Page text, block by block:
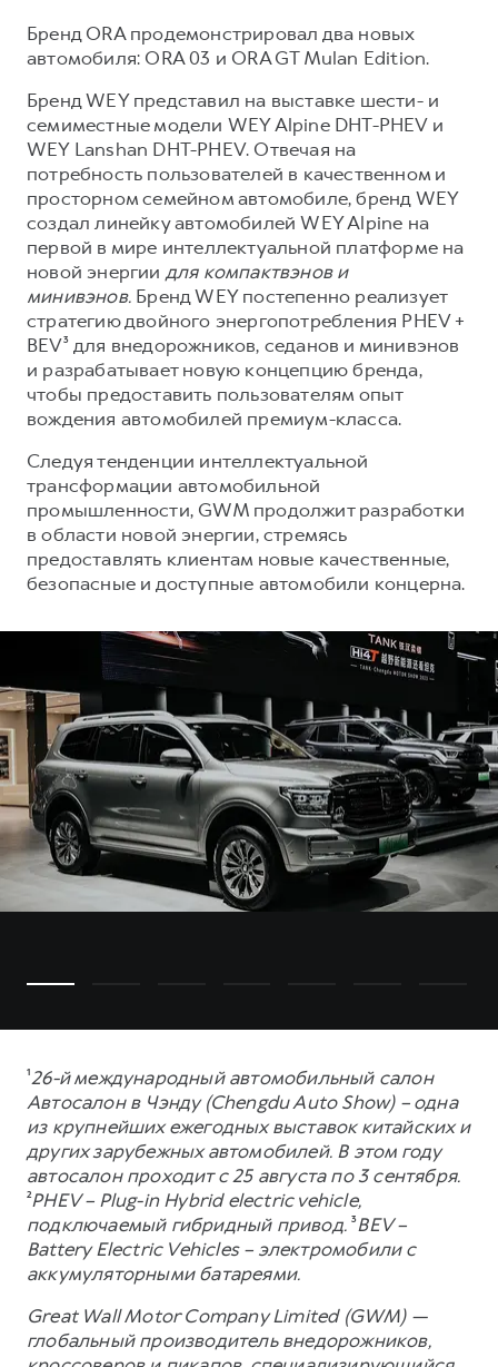
Бренд ORA продемонстрировал два новых
автомобиля: ORA 03 и ORA GT Mulan Edition.
Бренд WEY представил на выставке шести- и
семиместные модели WEY Alpine DHT-PHEV и
WEY Lanshan DHT-PHEV. Отвечая на
потребность пользователей в качественном и
просторном семейном автомобиле, бренд WEY
создал линейку автомобилей WEY Alpine на
первой в мире интеллектуальной платформе на
новой энергии для компактвэнов и
минивэнов. Бренд WEY постепенно реализует
стратегию двойного энергопотребления PHEV +
BEV³ для внедорожников, седанов и минивэнов
и разрабатывает новую концепцию бренда,
чтобы предоставить пользователям опыт
вождения автомобилей премиум-класса.
Следуя тенденции интеллектуальной
трансформации автомобильной
промышленности, GWM продолжит разработки
в области новой энергии, стремясь
предоставлять клиентам новые качественные,
безопасные и доступные автомобили концерна.
¹26-й международный автомобильный салон
Автосалон в Чэнду (Chengdu Auto Show) – одна
из крупнейших ежегодных выставок китайских и
других зарубежных автомобилей. В этом году
автосалон проходит с 25 августа по 3 сентября.
²PHEV – Plug-in Hybrid electric vehicle,
подключаемый гибридный привод.³BEV –
Battery Electric Vehicles – электромобили с
аккумуляторными батареями.
Great Wall Motor Company Limited (GWM) —
глобальный производитель внедорожников,